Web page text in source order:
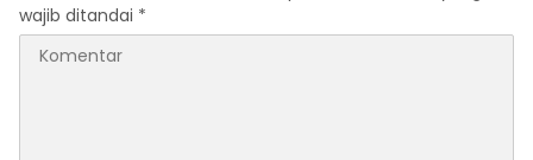
wajib ditandai *